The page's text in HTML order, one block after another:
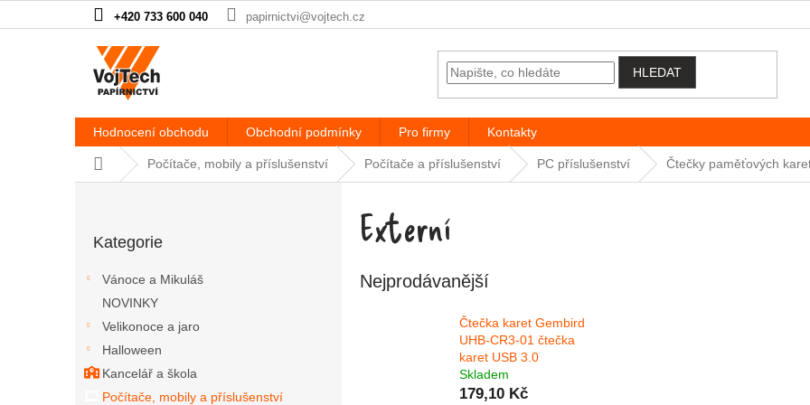
+420 733 600 040 papirnictvi@vojtech.cz
HLEDAT
Hodnocení obchodu Obchodní podmínky Pro firmy Kontakty
Domů Počítače, mobily a příslušenství Počítače a příslušenství PC příslušenství Čtečky paměťových
Kategorie
Vánoce a Mikuláš
NOVINKY
Velikonoce a jaro
Halloween
Kancelář a škola
Počítače, mobily a příslušenství
Externí
Nejprodávanější
Čtečka karet Gembird
UHB-CR3-01 čtečka
karet USB 3.0
Skladem
179,10 Kč